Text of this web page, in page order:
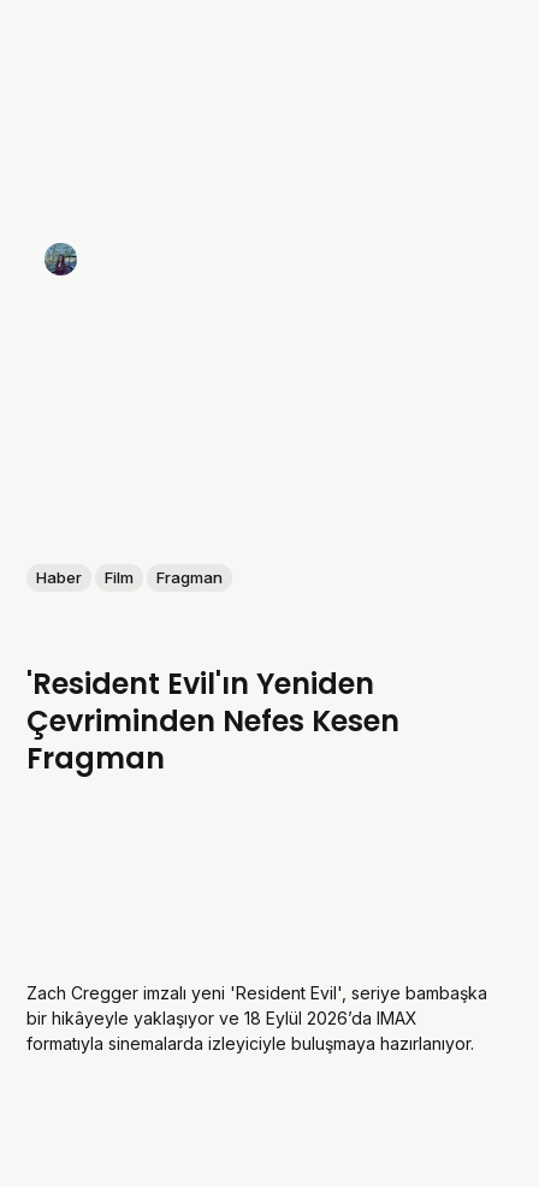
Haber Film Fragman
'Resident Evil'ın Yeniden
Çevriminden Nefes Kesen
Fragman
Zach Cregger imzalı yeni 'Resident Evil', seriye bambaşka
bir hikâyeyle yaklaşıyor ve 18 Eylül 2026’da IMAX
formatıyla sinemalarda izleyiciyle buluşmaya hazırlanıyor.